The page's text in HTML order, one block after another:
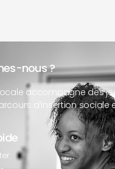
nous ?
accompagne des
d’insertion sociale